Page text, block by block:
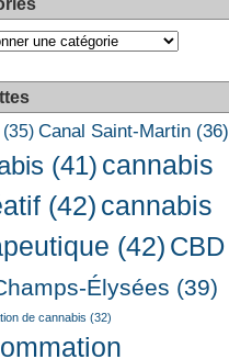
(35) Canal Saint-Martin (36)
(41) cannabis
(42) cannabis
(42) CBD
Élysées (39)
de cannabis (32)